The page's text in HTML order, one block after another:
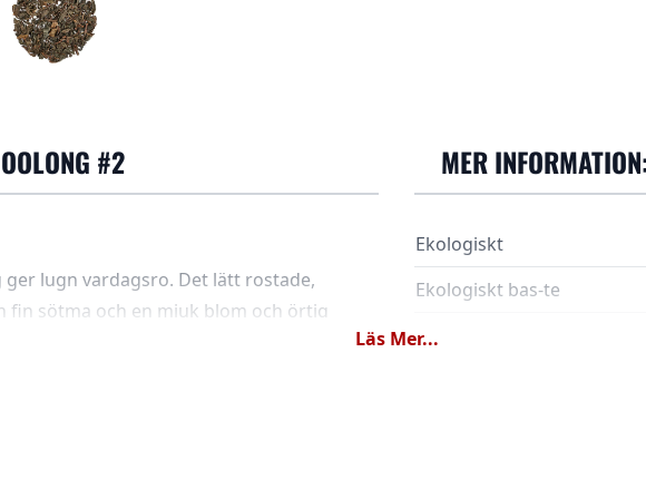
#2
lugn vardagsro. Det lätt rostade,
sötma och en mjuk blom och örtig
MER
Ekologiskt
Ekologiskt bas-te
Art.Nr.
Läs Mer...